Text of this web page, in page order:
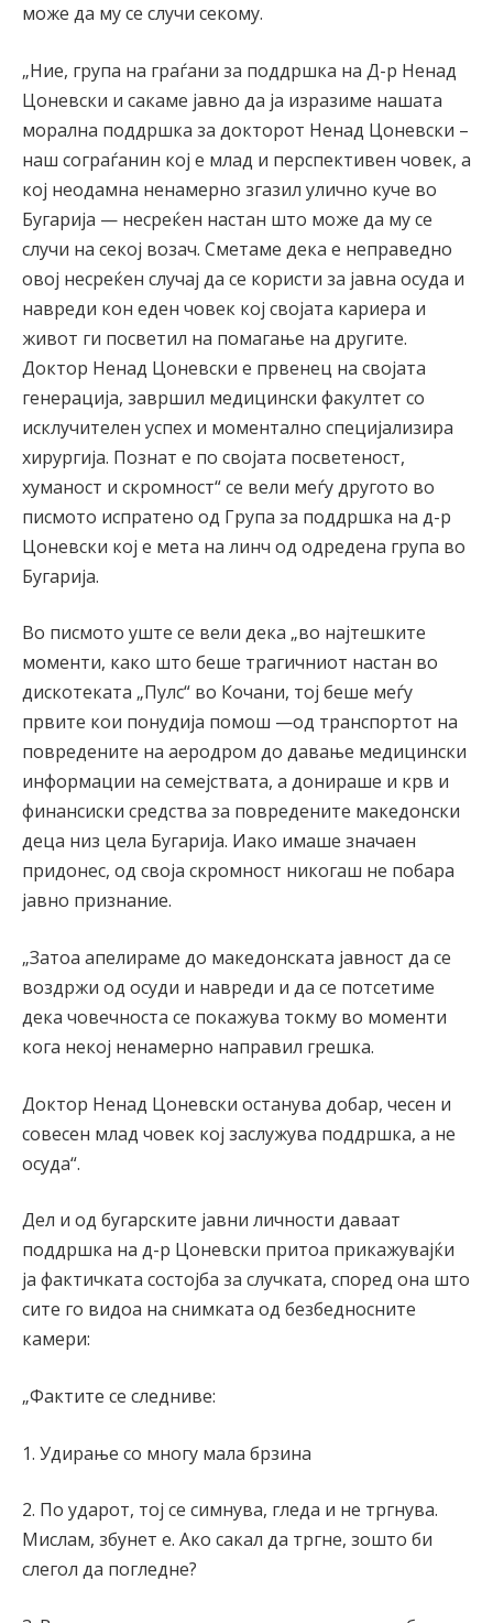
може да му се случи секому.
„Ние, група на граѓани за поддршка на Д-р Ненад
Цоневски и сакаме јавно да ја изразиме нашата
морална поддршка за докторот Ненад Цоневски –
наш сограѓанин кој е млад и перспективен човек, а
кој неодамна ненамерно згазил улично куче во
Бугарија — несреќен настан што може да му се
случи на секој возач. Сметаме дека е неправедно
овој несреќен случај да се користи за јавна осуда и
навреди кон еден човек кој својата кариера и
живот ги посветил на помагање на другите.
Доктор Ненад Цоневски е првенец на својата
генерација, завршил медицински факултет со
исклучителен успех и моментално специјализира
хирургија. Познат е по својата посветеност,
хуманост и скромност“ се вели меѓу другото во
писмото испратено од Група за поддршка на д-р
Цоневски кој е мета на линч од одредена група во
Бугарија.
Во писмото уште се вели дека „во најтешките
моменти, како што беше трагичниот настан во
дискотеката „Пулс“ во Кочани, тој беше меѓу
првите кои понудија помош —од транспортот на
повредените на аеродром до давање медицински
информации на семејствата, а донираше и крв и
финансиски средства за повредените македонски
деца низ цела Бугарија. Иако имаше значаен
придонес, од своја скромност никогаш не побара
јавно признание.
„Затоа апелираме до македонската јавност да се
воздржи од осуди и навреди и да се потсетиме
дека човечноста се покажува токму во моменти
кога некој ненамерно направил грешка.
Доктор Ненад Цоневски останува добар, чесен и
совесен млад човек кој заслужува поддршка, а не
осуда“.
Дел и од бугарските јавни личности даваат
поддршка на д-р Цоневски притоа прикажувајќи
ја фактичката состојба за случката, според она што
сите го видоа на снимката од безбедносните
камери:
„Фактите се следниве:
1. Удирање со многу мала брзина
2. По ударот, тој се симнува, гледа и не тргнува.
Мислам, збунет е. Ако сакал да тргне, зошто би
слегол да погледне?